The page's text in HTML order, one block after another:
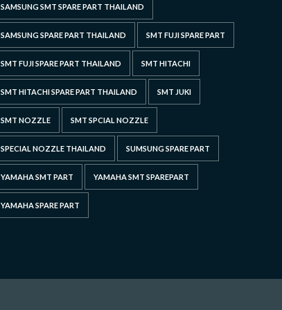
SAMSUNG SMT SPARE PART THAILAND
SAMSUNG SPARE PART THAILAND SMT FUJI SPARE PART
SMT FUJI SPARE PART THAILAND SMT HITACHI
SMT HITACHI SPARE PART THAILAND SMT JUKI
SMT NOZZLE SMT SPCIAL NOZZLE
SPECIAL NOZZLE THAILAND SUMSUNG SPARE PART
YAMAHA SMT PART YAMAHA SMT SPAREPART
YAMAHA SPARE PART